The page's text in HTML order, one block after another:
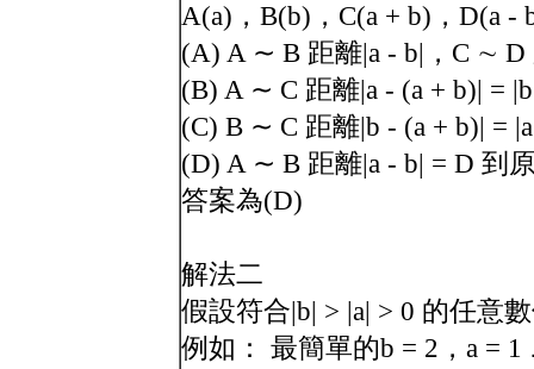
A(a)，B(b)，C(a + b)，D(a -
(A) A ∼ B 距離|a - b|，C ∼ D
(B) A ∼ C 距離|a - (a + b)| =
(C) B ∼ C 距離|b - (a + b)| =
(D) A ∼ B 距離|a - b| = D 到
答案為(D)
解法二
假設符合|b| > |a| > 0 的任意
例如： 最簡單的b = 2，a = 1